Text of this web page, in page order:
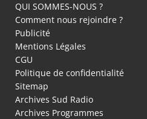
QUI SOMMES-NOUS ?
Comment nous rejoindre ?
Publicité
Mentions Légales
CGU
Politique de confidentialité
Sitemap
Archives Sud Radio
Archives Programmes